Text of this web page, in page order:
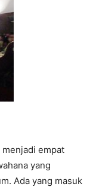
menjadi empat
yang
Ada yang masuk